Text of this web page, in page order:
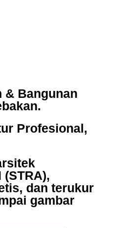
& Bangunan
Profesional,
,
dan terukur
gambar